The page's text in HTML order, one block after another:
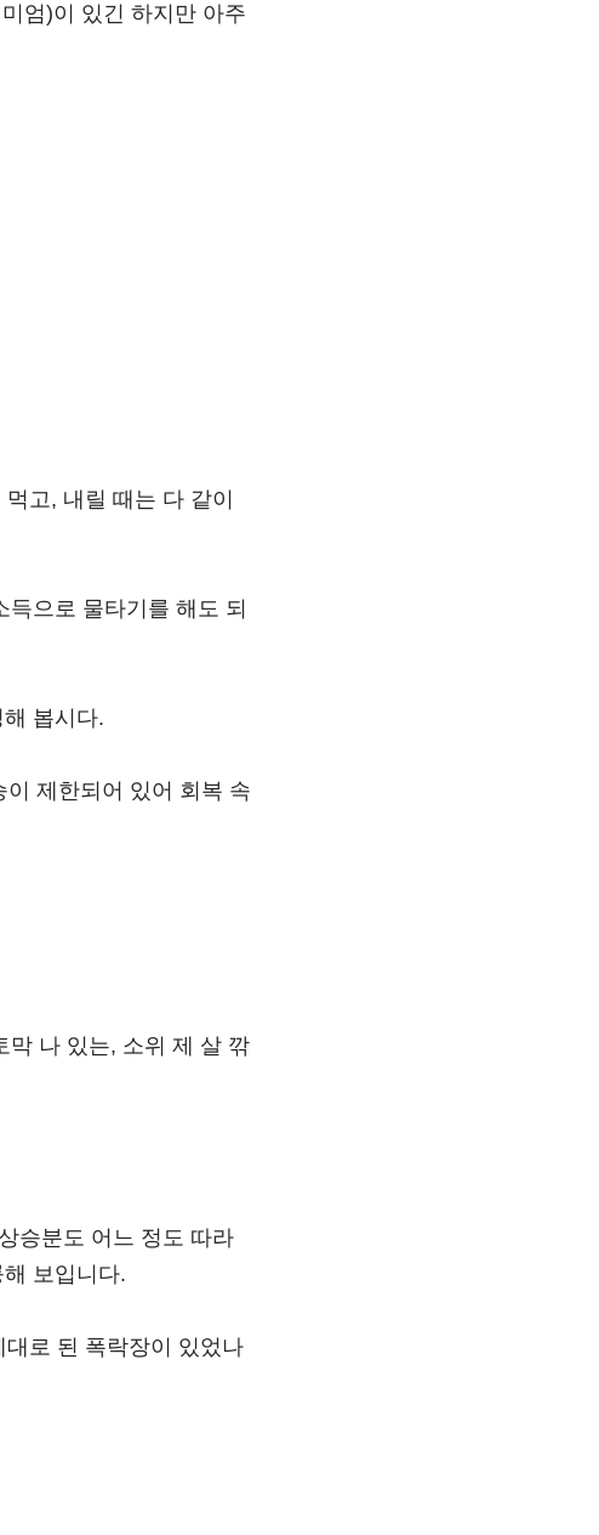
엄)이 있긴 하지만 아주
고, 내릴 때는 다 같이
으로 물타기를 해도 되
봅시다.
제한되어 있어 회복 속
막 나 있는, 소위 제 살 깎
승분도 어느 정도 따라
보입니다.
로 된 폭락장이 있었나